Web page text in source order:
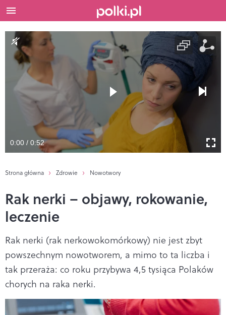
0:00 / 0:52
Strona główna Zdrowie Nowotwory
Rak nerki – objawy, rokowanie,
leczenie
Rak nerki (rak nerkowokomórkowy) nie jest zbyt
powszechnym nowotworem, a mimo to ta liczba i
tak przeraża: co roku przybywa 4,5 tysiąca Polaków
chorych na raka nerki.